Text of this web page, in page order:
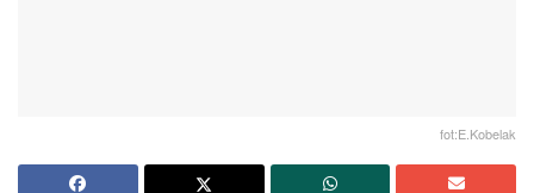
fot:E.Kobelak